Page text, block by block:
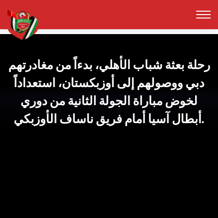
رحلة بعثة شباب الأهلي، بدءاً من مغادرتهم
دبي ووصولهم إلى أوزبكستان، استعداداً
لخوض مباراة الجولة الثانية من دوري
أبطال آسيا أمام فريق ناساف الأوزبكي.